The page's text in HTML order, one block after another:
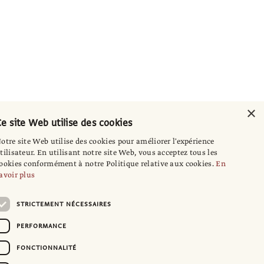
×
site Web utilise des cookies
site Web utilise des cookies pour améliorer l'expérience
En utilisant notre site Web, vous acceptez tous les
conformément à notre Politique relative aux cookies.En
plus
STRICTEMENT NÉCESSAIRES
PERFORMANCE
FONCTIONNALITÉ